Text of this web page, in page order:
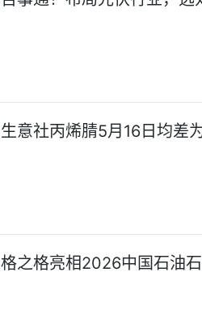
生意社丙烯腈5月16日均差
格之格亮相2026中国石油